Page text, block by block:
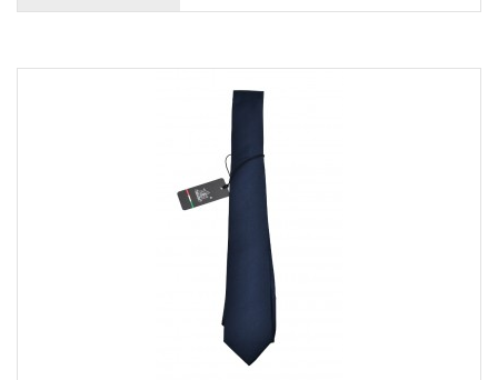
Ένα αξεσουάρ που θα προσδώσει στιλ και άνεση στην εμφάνιση σας.